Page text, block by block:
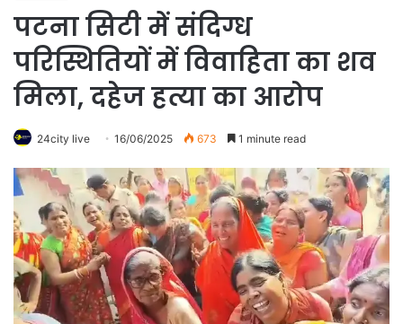
पटना सिटी में संदिग्ध
परिस्थितियों में विवाहिता का शव
मिला, दहेज हत्या का आरोप
24city live 16/06/2025 673 1 minute read